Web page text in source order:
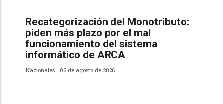
Recategorización del Monotributo:
piden más plazo por el mal
funcionamiento del sistema
informático de ARCA
Nacionales 06 de agosto de 2026